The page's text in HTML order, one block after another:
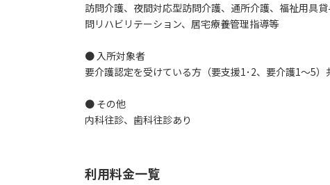
訪問介護、夜間対応型訪問介護、通所介護、福祉用具
問リハビリテーション、居宅療養管理指導等
● 入所対象者
要介護認定を受けている方（要支援1･2、要介護1～5
● その他
内科往診、歯科往診あり
利用料金一覧